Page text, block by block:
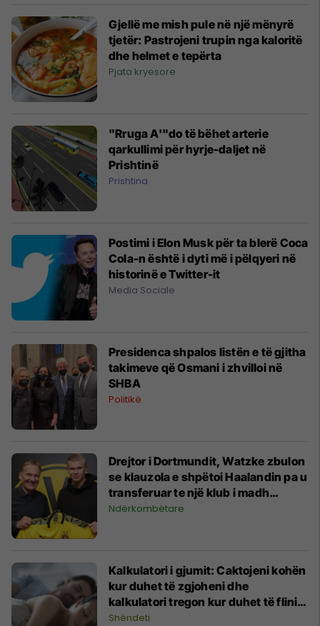
Gjellë me mish pule në një mënyrë
tjetër: Pastrojeni trupin nga kaloritë
dhe helmet e tepërta
Pjata kryesore
"Rruga A'"do të bëhet arterie
qarkullimi për hyrje-daljet në
Prishtinë
Prishtina
Postimi i Elon Musk për ta blerë Coca
Cola-n është i dyti më i pëlqyeri në
historinë e Twitter-it
Media Sociale
Presidenca shpalos listën e të gjitha
takimeve që Osmani i zhvilloi në
SHBA
Politikë
Drejtor i Dortmundit, Watzke zbulon
se klauzola e shpëtoi Haalandin pa u
transferuar te një klub i madh
evropian
Ndërkombëtare
Kalkulatori i gjumit: Caktojeni kohën
kur duhet të zgjoheni dhe
kalkulatori tregon kur duhet të flini
për t’u zgjuar me plot energji
Shëndeti